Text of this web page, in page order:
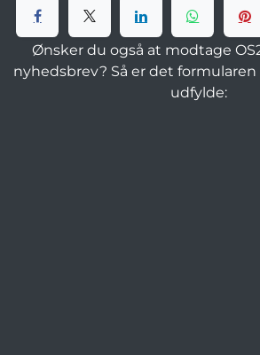
Ønsker du også at modtage
nyhedsbrev? Så er det
udfylde: